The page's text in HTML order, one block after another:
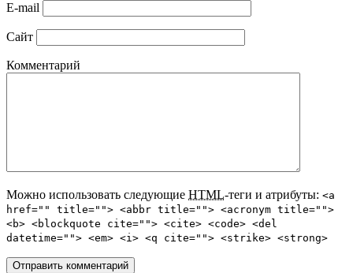
E-mail
Сайт
Комментарий
Можно использовать следующие HTML-теги и атрибуты: <a
href="" title=""> <abbr title=""> <acronym title="">
<b> <blockquote cite=""> <cite> <code> <del
datetime=""> <em> <i> <q cite=""> <strike> <strong>